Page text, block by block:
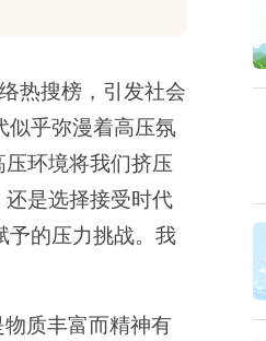
热搜榜，引发社会
似乎弥漫着高压氛
压环境将我们挤压
还是选择接受时代
予的压力挑战。我
物质丰富而精神有